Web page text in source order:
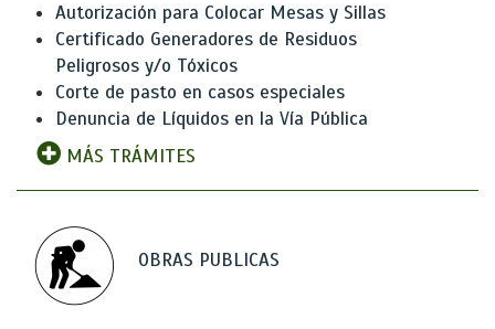
Autorización para Colocar Mesas y Sillas
Certificado Generadores de Residuos
Peligrosos y/o Tóxicos
Corte de pasto en casos especiales
Denuncia de Líquidos en la Vía Pública
MÁS TRÁMITES
OBRAS PUBLICAS